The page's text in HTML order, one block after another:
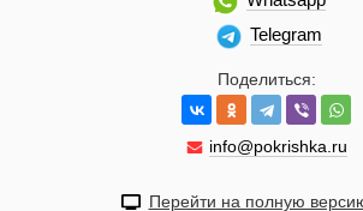
Поделиться:
info@pokrishka.ru
Telegram
Перейти на полную